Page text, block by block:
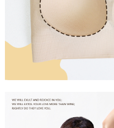
權轉讓予恩沛科技股份有限公司。
２．關於個人資料處理事宜，請瀏覽以
https://aftee.tw/terms/#terms3
３．未成年的使用者請事先徵得法定
「AFTEE先享後付」，若未經同意申
４．使用「AFTEE先享後付」時，將
時審查核予不同之上限額度；若仍有
請求用戶進行身份認證。
恩沛科技股份有限公司將有權停止該